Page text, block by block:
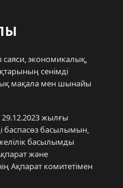
саяси, экономикалық,
сенімді
мақала мен шынайы
29.12.2023 жылғы
баспасөз басылымын,
басылымды
және
Ақпарат комитетімен